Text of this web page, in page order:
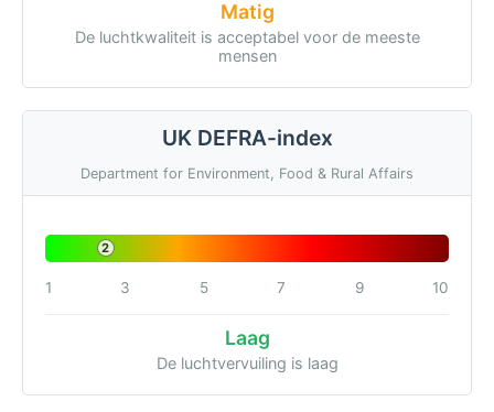
Matig
De luchtkwaliteit is acceptabel voor de meeste
mensen
UK DEFRA-index
Department for Environment, Food & Rural Affairs
2
1 3 5 7 9 10
Laag
De luchtvervuiling is laag